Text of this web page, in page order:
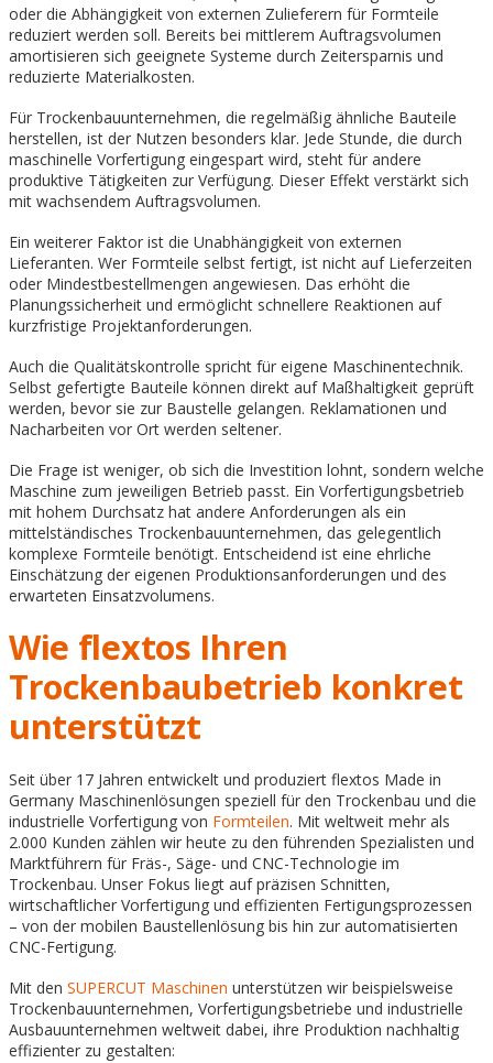
oder die Abhängigkeit von externen Zulieferern für Formteile
reduziert werden soll. Bereits bei mittlerem Auftragsvolumen
amortisieren sich geeignete Systeme durch Zeitersparnis und
reduzierte Materialkosten.
Für Trockenbauunternehmen, die regelmäßig ähnliche Bauteile
herstellen, ist der Nutzen besonders klar. Jede Stunde, die durch
maschinelle Vorfertigung eingespart wird, steht für andere
produktive Tätigkeiten zur Verfügung. Dieser Effekt verstärkt sich
mit wachsendem Auftragsvolumen.
Ein weiterer Faktor ist die Unabhängigkeit von externen
Lieferanten. Wer Formteile selbst fertigt, ist nicht auf Lieferzeiten
oder Mindestbestellmengen angewiesen. Das erhöht die
Planungssicherheit und ermöglicht schnellere Reaktionen auf
kurzfristige Projektanforderungen.
Auch die Qualitätskontrolle spricht für eigene Maschinentechnik.
Selbst gefertigte Bauteile können direkt auf Maßhaltigkeit geprüft
werden, bevor sie zur Baustelle gelangen. Reklamationen und
Nacharbeiten vor Ort werden seltener.
Die Frage ist weniger, ob sich die Investition lohnt, sondern welche
Maschine zum jeweiligen Betrieb passt. Ein Vorfertigungsbetrieb
mit hohem Durchsatz hat andere Anforderungen als ein
mittelständisches Trockenbauunternehmen, das gelegentlich
komplexe Formteile benötigt. Entscheidend ist eine ehrliche
Einschätzung der eigenen Produktionsanforderungen und des
erwarteten Einsatzvolumens.
Wie flextos Ihren
Trockenbaubetrieb konkret
unterstützt
Seit über 17 Jahren entwickelt und produziert flextos Made in
Germany Maschinenlösungen speziell für den Trockenbau und die
industrielle Vorfertigung von Formteilen. Mit weltweit mehr als
2.000 Kunden zählen wir heute zu den führenden Spezialisten und
Marktführern für Fräs-, Säge- und CNC-Technologie im
Trockenbau. Unser Fokus liegt auf präzisen Schnitten,
wirtschaftlicher Vorfertigung und effizienten Fertigungsprozessen
– von der mobilen Baustellenlösung bis hin zur automatisierten
CNC-Fertigung.
Mit den SUPERCUT Maschinen unterstützen wir beispielsweise
Trockenbauunternehmen, Vorfertigungsbetriebe und industrielle
Ausbauunternehmen weltweit dabei, ihre Produktion nachhaltig
effizienter zu gestalten: